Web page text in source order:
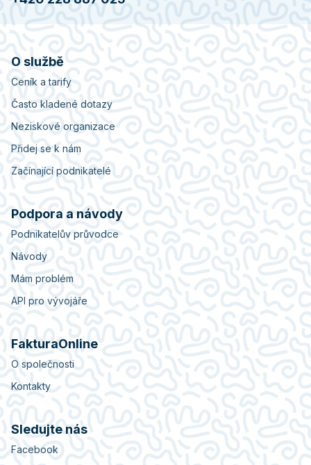
O službě
Ceník a tarify
Často kladené dotazy
Neziskové organizace
Přidej se k nám
Začínající podnikatelé
Podpora a návody
Podnikatelův průvodce
Návody
Mám problém
API pro vývojáře
FakturaOnline
O společnosti
Kontakty
Sledujte nás
Facebook